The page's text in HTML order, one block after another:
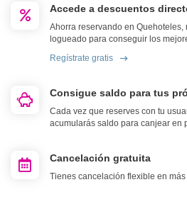
Accede a descuentos
Ahorra reservando en Quehoteles,
logueado para conseguir los
Regístrate gratis
Consigue saldo para tus
Cada vez que reserves con tu
acumularás saldo para canjear en
Cancelación gratuita
Tienes cancelación flexible en